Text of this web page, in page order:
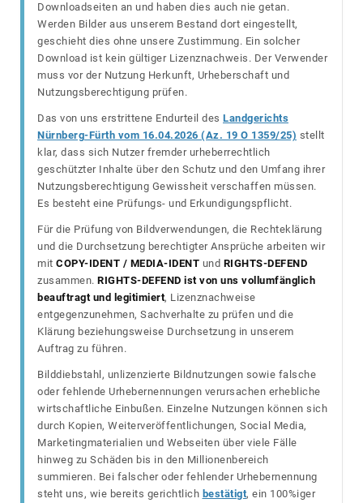
Downloadseiten an und haben dies auch nie getan.
Werden Bilder aus unserem Bestand dort eingestellt,
geschieht dies ohne unsere Zustimmung. Ein solcher
Download ist kein gültiger Lizenznachweis. Der Verwender
muss vor der Nutzung Herkunft, Urheberschaft und
Nutzungsberechtigung prüfen.
Das von uns erstrittene Endurteil des Landgerichts
Nürnberg-Fürth vom 16.04.2026 (Az. 19 O 1359/25) stellt
klar, dass sich Nutzer fremder urheberrechtlich
geschützter Inhalte über den Schutz und den Umfang ihrer
Nutzungsberechtigung Gewissheit verschaffen müssen.
Es besteht eine Prüfungs- und Erkundigungspflicht.
Für die Prüfung von Bildverwendungen, die Rechteklärung
und die Durchsetzung berechtigter Ansprüche arbeiten wir
mit COPY-IDENT / MEDIA-IDENT und RIGHTS-DEFEND
zusammen. RIGHTS-DEFEND ist von uns vollumfänglich
beauftragt und legitimiert, Lizenznachweise
entgegenzunehmen, Sachverhalte zu prüfen und die
Klärung beziehungsweise Durchsetzung in unserem
Auftrag zu führen.
Bilddiebstahl, unlizenzierte Bildnutzungen sowie falsche
oder fehlende Urhebernennungen verursachen erhebliche
wirtschaftliche Einbußen. Einzelne Nutzungen können sich
durch Kopien, Weiterveröffentlichungen, Social Media,
Marketingmaterialien und Webseiten über viele Fälle
hinweg zu Schäden bis in den Millionenbereich
summieren. Bei falscher oder fehlender Urhebernennung
steht uns, wie bereits gerichtlich bestätigt, ein 100%iger